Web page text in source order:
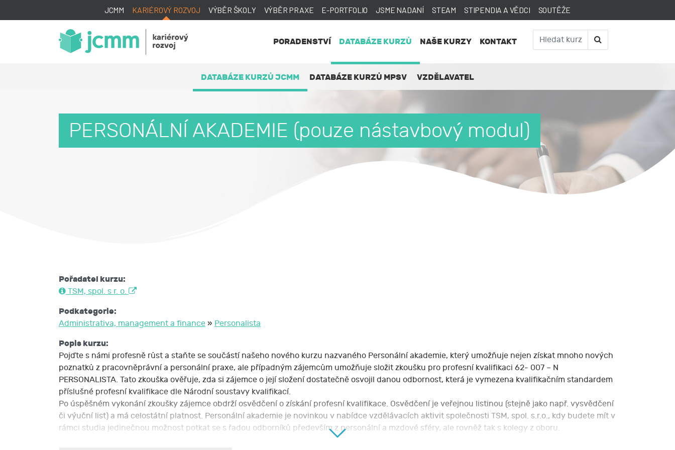
JCMM KARIÉROVÝ ROZVOJ VÝBĚR ŠKOLY VÝBĚR PRAXE E-PORTFOLIO JSME NADANÍ STEAM STIPENDIA A VĚDCI SOUTĚŽE
PORADENSTVÍ DATABÁZE KURZŮ
DATABÁZE KURZŮ JCMM DATABÁZE KURZŮ MPSV VZDĚLAVATEL
NAŠE KURZY KONTAKT
PERSONÁLNÍ AKADEMIE (pouze nástavbový modul)
Pořadatel kurzu:
TSM, spol. s r. o.
Podkategorie:
Administrativa, management a finance » Personalista
Popis kurzu:
Pojďte s námi profesně růst a staňte se součástí našeho nového kurzu nazvaného Personální akademie, který umožňuje nejen získat mnoho nových
poznatků z pracovněprávní a personální praxe, ale případným zájemcům umožňuje složit zkoušku pro profesní kvalifikaci 62- 007 – N
PERSONALISTA. Tato zkouška ověřuje, zda si zájemce o její složení dostatečně osvojil danou odbornost, která je vymezena kvalifikačním standardem
příslušné profesní kvalifikace dle Národní soustavy kvalifikací.
Po úspěšném vykonání zkoušky zájemce obdrží osvědčení o získání profesní kvalifikace. Osvědčení je veřejnou listinou (stejně jako např. vysvědčení
či výuční list) a má celostátní platnost. Personální akademie je novinkou v nabídce vzdělávacích aktivit společnosti TSM, spol. s.r.o., kdy budete mít v
rámci studia jedinečnou možnost potkat se s řadou odborníků především z personální a mzdové sféry, ale rovněž tak s kolegy z oboru.